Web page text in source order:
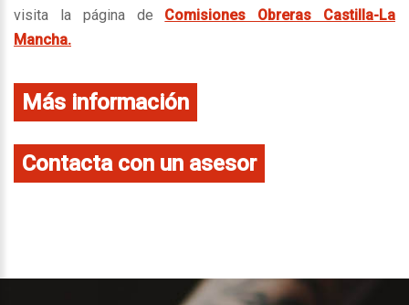
visita la página de Comisiones Obreras Castilla-La
Mancha.
Más información
Contacta con un asesor